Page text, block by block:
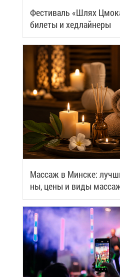
Фе­сти­валь «Шлях
би­ле­ты и хед­лай­не­ры
Мас­саж в Мин­ске:
ны, це­ны и ви­ды